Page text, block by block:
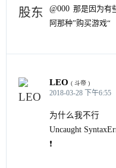
@000 那是因为有
阿那种”购买游戏“
LEO ( 斗帝 )
2018-03-28 下午6:55
为什么我不行
Uncaught
❗